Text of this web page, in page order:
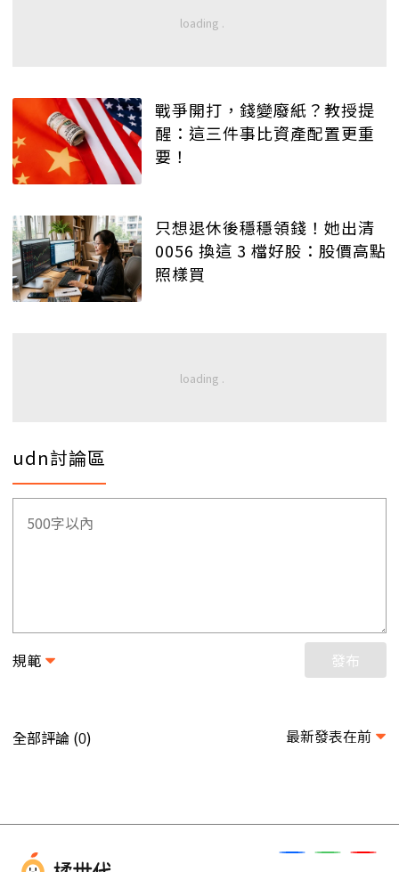
戰爭開打，錢變廢紙？教授提
醒：這三件事比資產配置更重
要！
只想退休後穩穩領錢！她出清
0056 換這 3 檔好股：股價高點
照樣買
udn討論區
規範 發布
全部評論 (0) 最新發表在前